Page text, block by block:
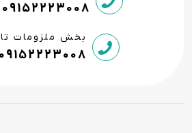
09152223008
بخش ملزومات
09152223008